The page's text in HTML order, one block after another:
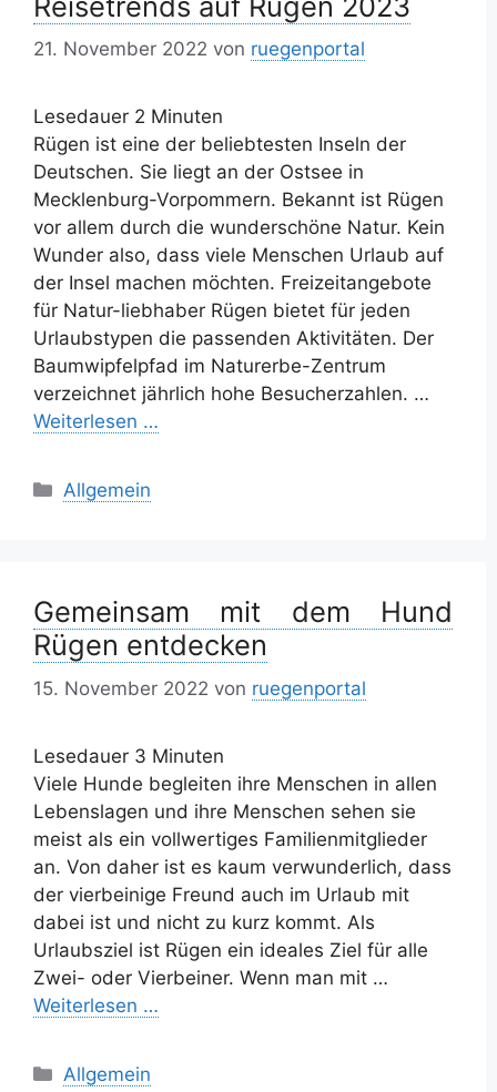
21. November 2022 von ruegenportal
Lesedauer 2 Minuten
Rügen ist eine der beliebtesten Inseln der
Deutschen. Sie liegt an der Ostsee in
Mecklenburg-Vorpommern. Bekannt ist Rügen
vor allem durch die wunderschöne Natur. Kein
Wunder also, dass viele Menschen Urlaub auf
der Insel machen möchten. Freizeitangebote
für Natur-liebhaber Rügen bietet für jeden
Urlaubstypen die passenden Aktivitäten. Der
Baumwipfelpfad im Naturerbe-Zentrum
verzeichnet jährlich hohe Besucherzahlen. …
Weiterlesen …
Kategorien
Allgemein
Gemeinsam mit dem Hund
Rügen entdecken
15. November 2022 von ruegenportal
Lesedauer 3 Minuten
Viele Hunde begleiten ihre Menschen in allen
Lebenslagen und ihre Menschen sehen sie
meist als ein vollwertiges Familienmitglieder
an. Von daher ist es kaum verwunderlich, dass
der vierbeinige Freund auch im Urlaub mit
dabei ist und nicht zu kurz kommt. Als
Urlaubsziel ist Rügen ein ideales Ziel für alle
Zwei- oder Vierbeiner. Wenn man mit …
Weiterlesen …
Kategorien
Allgemein